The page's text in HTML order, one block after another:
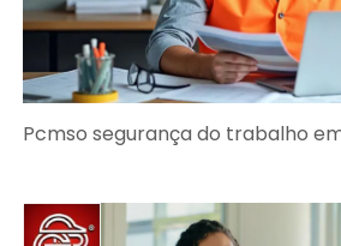
Pcmso segurança do trabalho